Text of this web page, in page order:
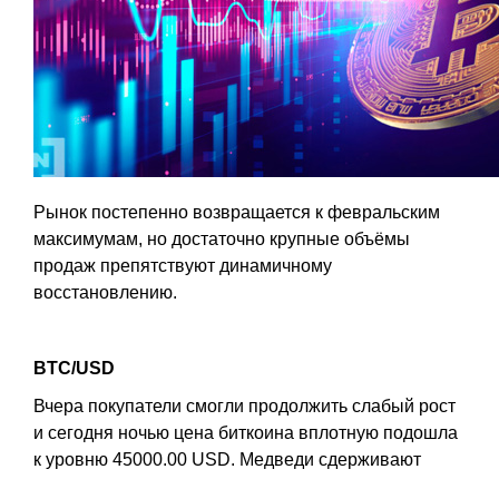
Рынок постепенно возвращается к февральским
максимумам, но достаточно крупные объёмы
продаж препятствуют динамичному
восстановлению.
BTC/USD
Вчера покупатели смогли продолжить слабый рост
и сегодня ночью цена биткоина вплотную подошла
к уровню 45000.00 USD. Медведи сдерживают